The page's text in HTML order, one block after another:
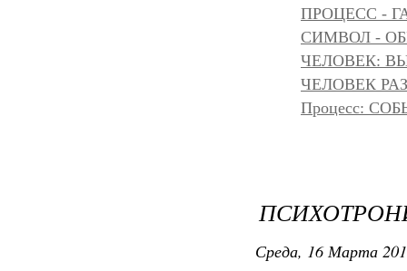
ПРОЦЕСС -
СИМВОЛ -
ЧЕЛОВЕК:
ЧЕЛОВЕК
Процесс:
Среда, 16 Марта